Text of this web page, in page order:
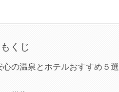
くじ
の温泉とホテルおすすめ５選